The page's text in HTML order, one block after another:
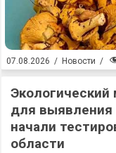
07.08.2026 / Новости /
Экологический
для выявления
начали
области